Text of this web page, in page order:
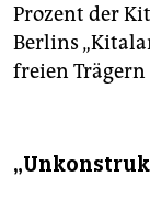
Prozent der
Berlins
freien Trägern